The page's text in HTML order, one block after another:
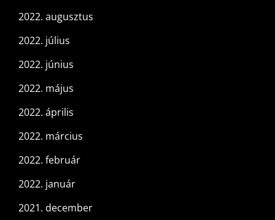
2022. augusztus
2022. július
2022. június
2022. május
2022. április
2022. március
2022. február
2022. január
2021. december